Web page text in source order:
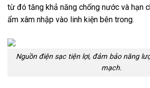
từ đó tăng khả năng chống nước và hạn
ẩm xâm nhập vào linh kiện bên trong.
Nguồn điện sạc tiện lợi, đảm bảo năng
mạch.